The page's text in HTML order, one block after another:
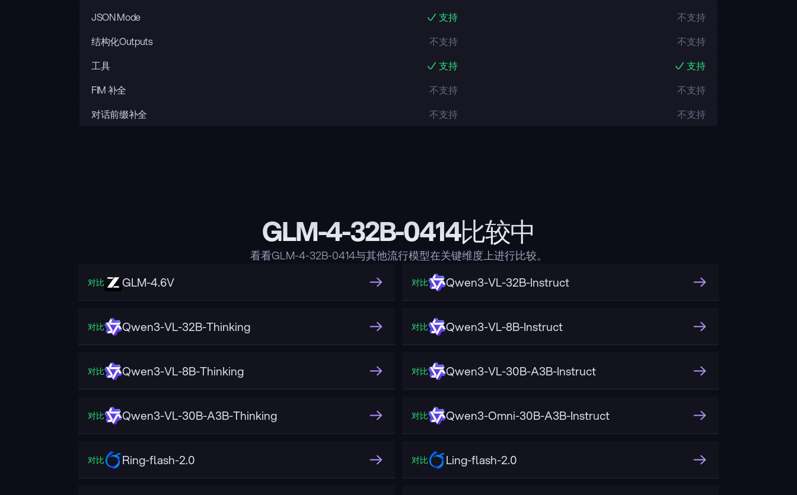
JSON Mode
支持
不支持
结构化Outputs
不支持
不支持
工具
支持
支持
FIM 补全
不支持
不支持
对话前缀补全
不支持 不支持
GLM-4-32B-0414比较中
看看GLM-4-32B-0414与其他流行模型在关键维度上进行比较。
对比 GLM-4.6V 对比 Qwen3-VL-32B-Instruct
对比 Qwen3-VL-32B-Thinking 对比 Qwen3-VL-8B-Instruct
对比 Qwen3-VL-8B-Thinking 对比 Qwen3-VL-30B-A3B-Instruct
对比 Qwen3-VL-30B-A3B-Thinking 对比 Qwen3-Omni-30B-A3B-Instruct
对比 Ring-flash-2.0 对比 Ling-flash-2.0